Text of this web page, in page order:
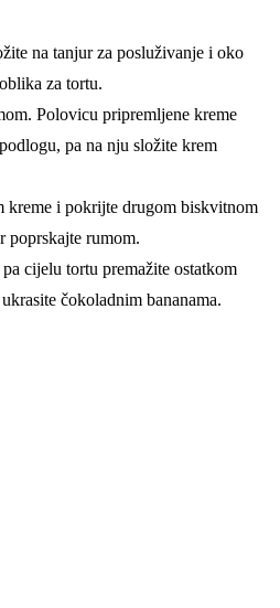
na tanjur za posluživanje i oko
za tortu.
Polovicu pripremljene kreme
pa na nju složite krem
kreme i pokrijte drugom biskvitnom
poprskajte rumom.
cijelu tortu premažite ostatkom
čokoladnim bananama.